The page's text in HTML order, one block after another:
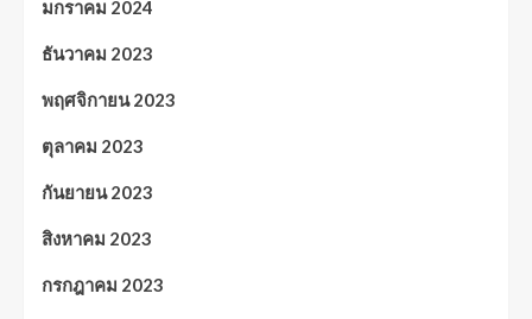
มกราคม 2024
ธันวาคม 2023
พฤศจิกายน 2023
ตุลาคม 2023
กันยายน 2023
สิงหาคม 2023
กรกฎาคม 2023